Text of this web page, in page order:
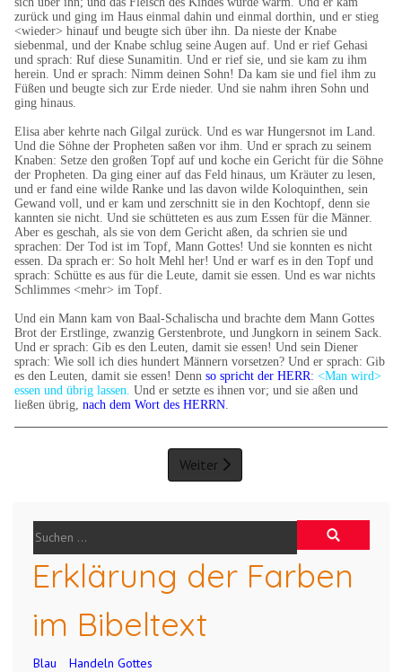
zurück und ging im Haus einmal dahin und einmal dorthin, und er stieg
<wieder> hinauf und beugte sich über ihn. Da nieste der Knabe
siebenmal, und der Knabe schlug seine Augen auf. Und er rief Gehasi
und sprach: Ruf diese Sunamitin. Und er rief sie, und sie kam zu ihm
herein. Und er sprach: Nimm deinen Sohn! Da kam sie und fiel ihm zu
Füßen und beugte sich zur Erde nieder. Und sie nahm ihren Sohn und
ging hinaus.
Elisa aber kehrte nach Gilgal zurück. Und es war Hungersnot im Land.
Und die Söhne der Propheten saßen vor ihm. Und er sprach zu seinem
Knaben: Setze den großen Topf auf und koche ein Gericht für die Söhne
der Propheten. Da ging einer auf das Feld hinaus, um Kräuter zu lesen,
und er fand eine wilde Ranke und las davon wilde Koloquinthen, sein
Gewand voll, und er kam und zerschnitt sie in den Kochtopf, denn sie
kannten sie nicht. Und sie schütteten es aus zum Essen für die Männer.
Aber es geschah, als sie von dem Gericht aßen, da schrien sie und
sprachen: Der Tod ist im Topf, Mann Gottes! Und sie konnten es nicht
essen. Da sprach er: So holt Mehl her! Und er warf es in den Topf und
sprach: Schütte es aus für die Leute, damit sie essen. Und es war nichts
Schlimmes <mehr> im Topf.
Und ein Mann kam von Baal-Schalischa und brachte dem Mann Gottes
Brot der Erstlinge, zwanzig Gerstenbrote, und Jungkorn in seinem Sack.
Und er sprach: Gib es den Leuten, damit sie essen! Und sein Diener
sprach: Wie soll ich dies hundert Männern vorsetzen? Und er sprach: Gib
es den Leuten, damit sie essen! Dennso spricht der HERR:<Man wird>
essen und übrig lassen.Und er setzte es ihnen vor; und sie aßen und
ließen übrig,nach dem Wort des HERRN
Weiter
Erklärung der Farben
im Bibeltext
Blau
Handeln Gottes